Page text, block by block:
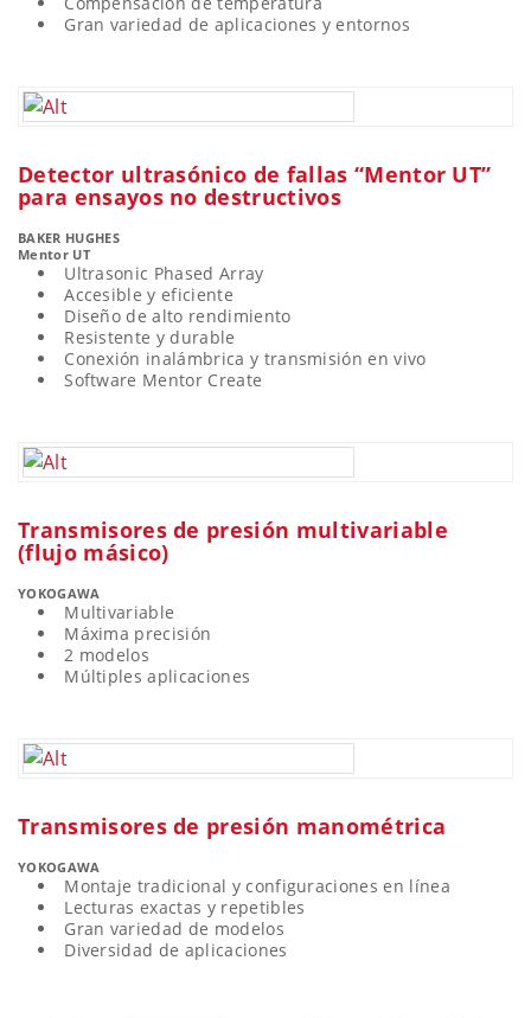
Gran variedad de aplicaciones y entornos
Detector ultrasónico de fallas “Mentor UT”
para ensayos no destructivos
BAKER HUGHES
Mentor UT
Ultrasonic Phased Array
Accesible y eficiente
Diseño de alto rendimiento
Resistente y durable
Conexión inalámbrica y transmisión en vivo
Software Mentor Create
Transmisores de presión multivariable
(flujo másico)
YOKOGAWA
Multivariable
Máxima precisión
2 modelos
Múltiples aplicaciones
Transmisores de presión manométrica
YOKOGAWA
Montaje tradicional y configuraciones en línea
Lecturas exactas y repetibles
Gran variedad de modelos
Diversidad de aplicaciones